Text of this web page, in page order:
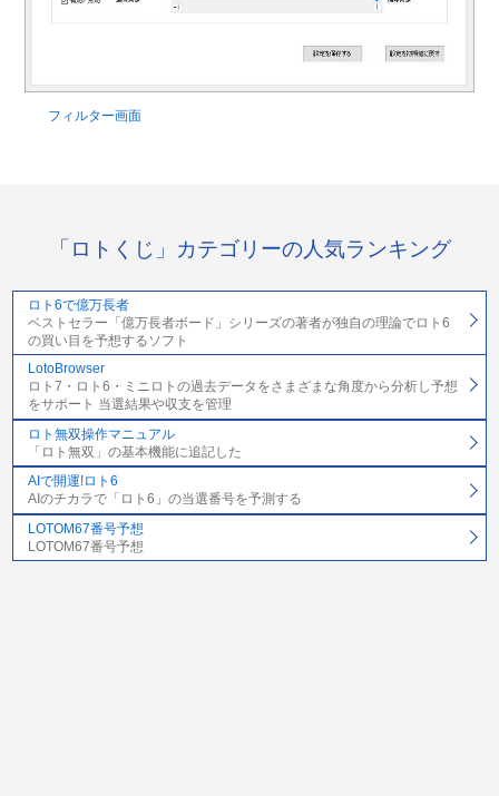
フィルター画面
「ロトくじ」カテゴリーの人気ランキング
ロト6で億万長者
ベストセラー「億万長者ボード」シリーズの著者が独自の理論でロト6
の買い目を予想するソフト
LotoBrowser
ロト7・ロト6・ミニロトの過去データをさまざまな角度から分析し予想
をサポート 当選結果や収支を管理
ロト無双操作マニュアル
「ロト無双」の基本機能に追記した
AIで開運!ロト6
AIのチカラで「ロト6」の当選番号を予測する
LOTOM67番号予想
LOTOM67番号予想